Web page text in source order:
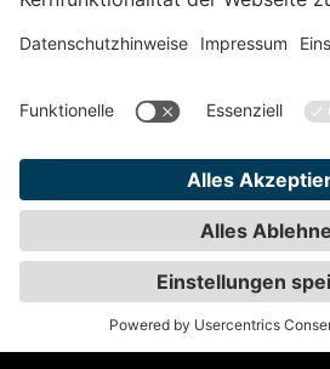
Impressum
Teilnahmebedingungen
Privatsphäre